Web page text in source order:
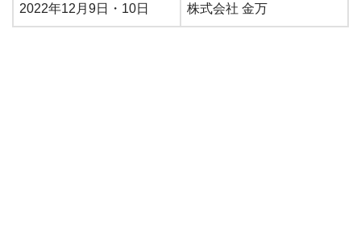
2022年12月9日・10日 株式会社 金万